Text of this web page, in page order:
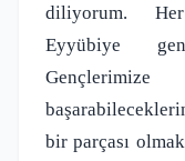
diliyorum.
Eyyübiye
bir parçası